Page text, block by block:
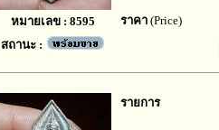
หมายเลข : 8595
สถานะ :
ราคา (Price)
รายการ